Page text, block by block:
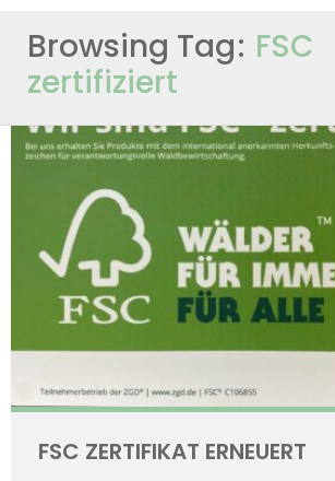
Browsing Tag FSC
zertifiziert
FSC ZERTIFIKAT ERNEUERT